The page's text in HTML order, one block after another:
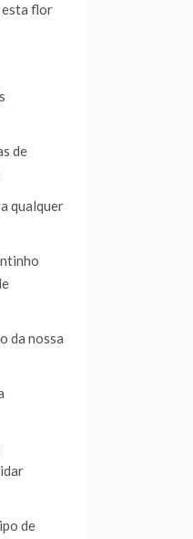
esta flor
de
qualquer
da nossa
de